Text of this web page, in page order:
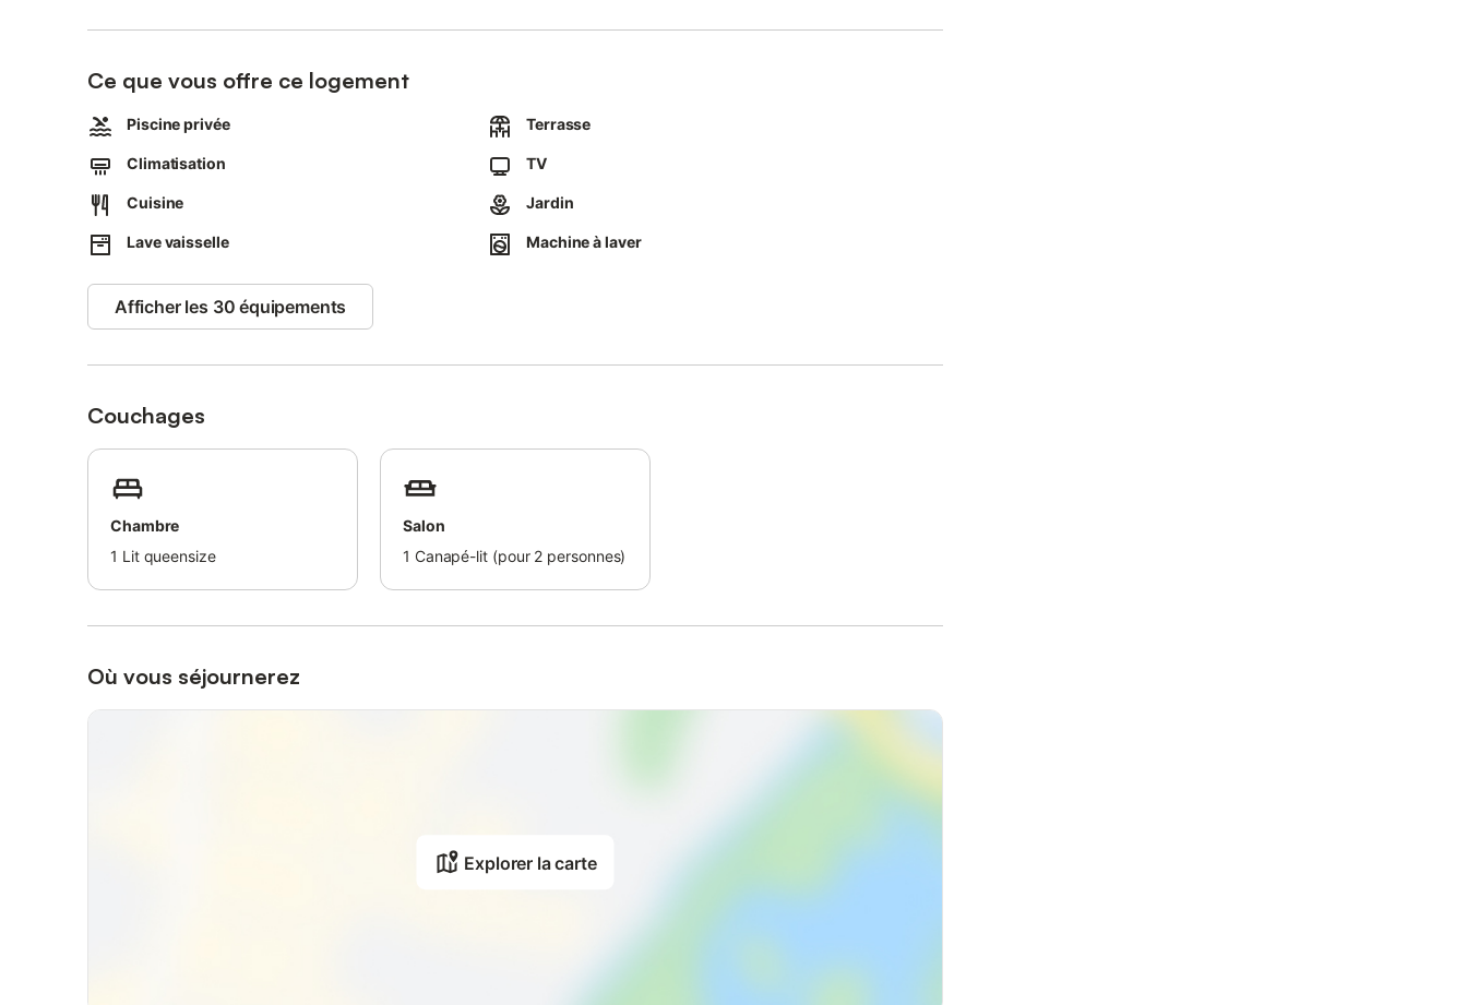
mythique sur demande) ainsi que pour les pêcheurs avec la Couze Chambon.
Nous serons heureux de vous faire partager l'amour de notre territoire et de vous fournir des cartes et des prospectus
ainsi que des astuces.
Sandrine et Sébastien
Ce que vous offre ce logement
Piscine privée Terrasse
Climatisation TV
Cuisine Jardin
Lave vaisselle Machine à laver
Afficher les 30 équipements
Couchages
Chambre
1 Lit queensize
Salon
1 Canapé-lit (pour 2 personnes)
Où vous séjournerez
Explorer la carte